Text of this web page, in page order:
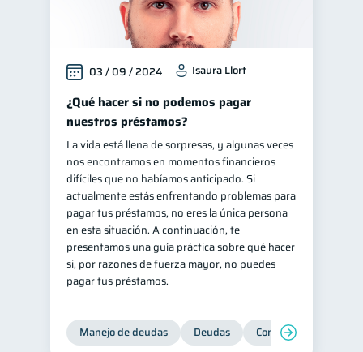
03 / 09 / 2024 Isaura Llort
¿Qué hacer si no podemos pagar
nuestros préstamos?
La vida está llena de sorpresas, y algunas veces
nos encontramos en momentos financieros
difíciles que no habíamos anticipado. Si
actualmente estás enfrentando problemas para
pagar tus préstamos, no eres la única persona
en esta situación. A continuación, te
presentamos una guía práctica sobre qué hacer
si, por razones de fuerza mayor, no puedes
pagar tus préstamos.
Manejo de deudas Deudas Control de deudas